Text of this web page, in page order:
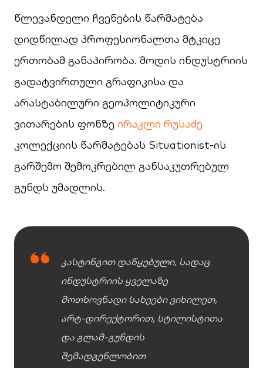
წლევანდელი ჩვენების წარმატება
დიდწილად პროფესიონალთა მტკიცე
ერთობამ განაპირობა. მოდის ინდუსტრიის
გადატვირთული გრაფიკისა და
არასტაბილური გეოპოლიტიკური
ვითარების ფონზე ირაკლი რუსაძე
კოლექციის წარმატებას Situationist-ის
გარშემო შემოკრებილ განსაკუთრებულ
გუნდს უმადლის.
კასტინგით დაწყებული, სადაც
ინდუსტრიის ყველაზე
მოთხოვნადი სახეები ვიხილეთ,
არტ-დირექტორით, სტილისტითა
და გლამ-გუნდის
შემადგენლობით